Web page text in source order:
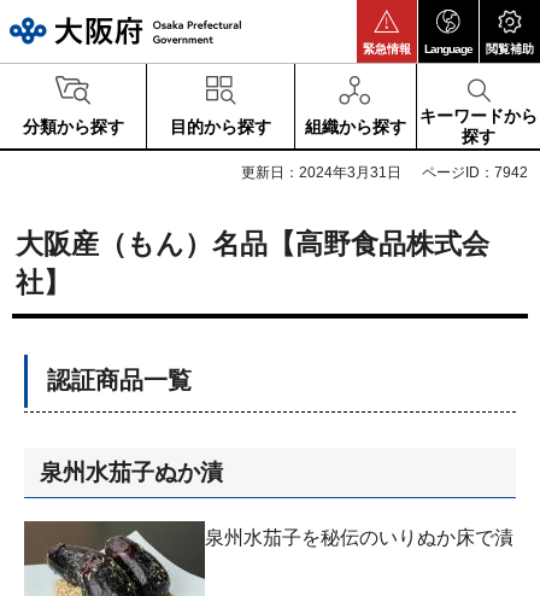
緊急情報 Language 閲覧補助
分類から探す 目的から探す 組織から探す
キーワードから
探す
更新日：2024年3月31日 ページID：7942
大阪産（もん）名品【高野食品株式会
社】
認証商品一覧
泉州水茄子ぬか漬
泉州水茄子を秘伝のいりぬか床で漬